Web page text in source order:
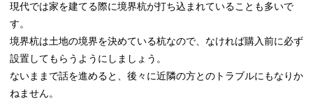
現代では家を建てる際に境界杭が打ち込まれていることも多いで
す。
境界杭は土地の境界を決めている杭なので、なければ購入前に必ず
設置してもらうようにしましょう。
ないままで話を進めると、後々に近隣の方とのトラブルにもなりか
ねません。